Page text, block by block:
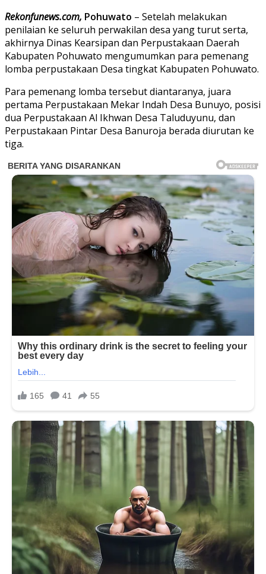
Rekonfunews.com, Pohuwato – Setelah melakukan
penilaian ke seluruh perwakilan desa yang turut serta,
akhirnya Dinas Kearsipan dan Perpustakaan Daerah
Kabupaten Pohuwato mengumumkan para pemenang
lomba perpustakaan Desa tingkat Kabupaten Pohuwato.
Para pemenang lomba tersebut diantaranya, juara
pertama Perpustakaan Mekar Indah Desa Bunuyo, posisi
dua Perpustakaan Al Ikhwan Desa Taluduyunu, dan
Perpustakaan Pintar Desa Banuroja berada diurutan ke
tiga.